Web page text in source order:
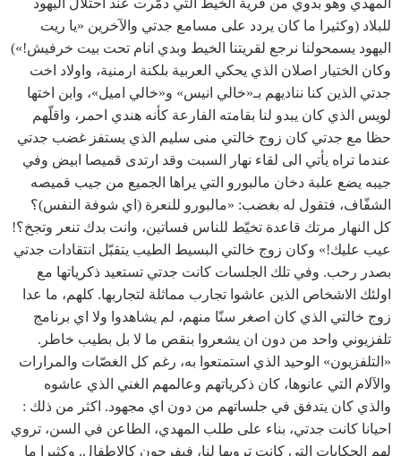
المهدي وهو بدوي من قرية الخيط التي دمّرت عند احتلال اليهود
للبلاد (وكثيرا ما كان يردد على مسامع جدتي والآخرين «يا ريت
اليهود يسمحولنا نرجع لقريتنا الخيط وبدي انام تحت بيت خرفيش!»)
وكان الختيار اصلان الذي يحكي العربية بلكنة ارمنية، واولاد اخت
جدتي الذين كنا نناديهم بـ«خالي انيس» و«خالي اميل»، وابن اختها
لويس الذي كان يبدو لنا بقامته الفارعة كأنه هندي احمر، واقلّهم
حظا مع جدتي كان زوج خالتي منى سليم الذي يستفز غضب جدتي
عندما تراه يأتي الى لقاء نهار السبت وقد ارتدى قميصا ابيض وفي
جيبه يضع علبة دخان مالبورو التي يراها الجميع من جيب قميصه
الشفّاف، فتقول له بغضب: «مالبورو للنعرة (اي شوفة النفس)؟
كل النهار مرتك قاعدة تخيّط للناس فساتين، وانت بدك تنعر وتجخ؟!
عيب عليك!» وكان زوج خالتي البسيط الطيب يتقبّل انتقادات جدتي
بصدر رحب. وفي تلك الجلسات كانت جدتي تستعيد ذكرياتها مع
اولئك الاشخاص الذين عاشوا تجارب مماثلة لتجاربها. كلهم، ما عدا
زوج خالتي الذي كان اصغر سنّا منهم، لم يشاهدوا ولا اي برنامج
تلفزيوني واحد من دون ان يشعروا بنقص ما لا بل بطيب خاطر.
«التلفزيون» الوحيد الذي استمتعوا به، رغم كل الغصّات والمرارات
والآلام التي عانوها، كان ذكرياتهم وعالمهم الغني الذي عاشوه
والذي كان يتدفق في جلساتهم من دون اي مجهود. اكثر من ذلك :
احيانا كانت جدتي، بناء على طلب المهدي، الطاعن في السن، تروي
لهم الحكايات التي كانت ترويها لنا، فيفرحون كالاطفال. وكثيرا ما